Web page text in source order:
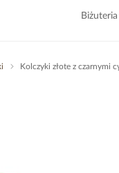
Biżuteria
Kolczyki złote z czarnymi